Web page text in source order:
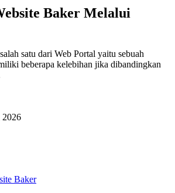
Baker Melalui
satu dari Web Portal yaitu sebuah
beberapa kelebihan jika dibandingkan
2026
Baker